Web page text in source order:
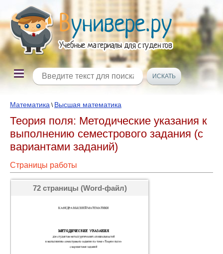
Математика \ Высшая математика
Теория поля: Методические указания к
выполнению семестрового задания (с
вариантами заданий)
Страницы работы
72 страницы (Word-файл)